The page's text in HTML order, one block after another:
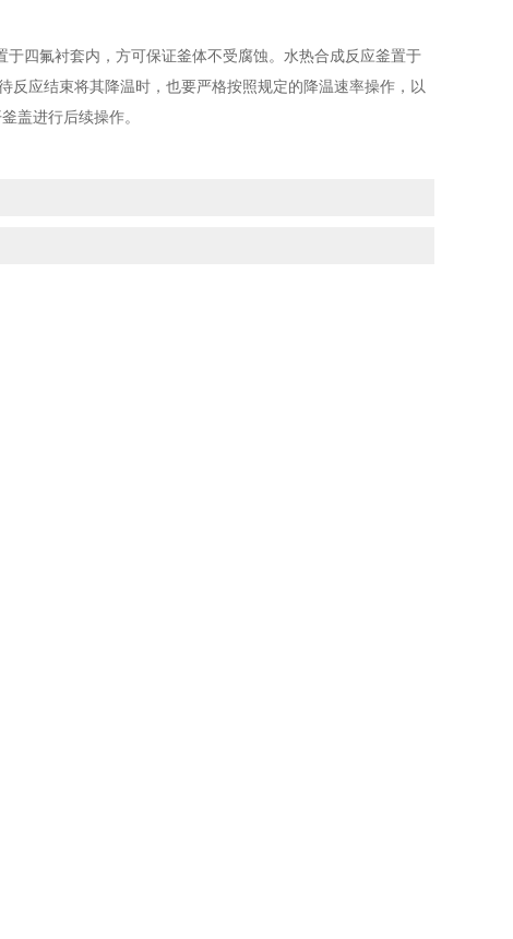
四氟衬套内，方可保证釜体不受腐蚀。水热合成反应釜置于
应结束将其降温时，也要严格按照规定的降温速率操作，以
盖进行后续操作。